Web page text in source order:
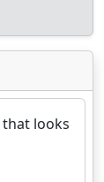
looks